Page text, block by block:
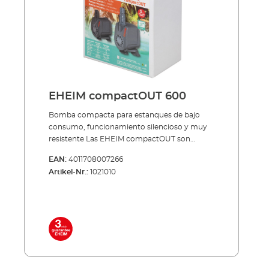
EHEIM compactOUT 600
Bomba compacta para estanques de bajo
consumo, funcionamiento silencioso y muy
resistente Las EHEIM compactOUT son
muy potentes para estanques. Hay 2
tamaños disponibles hasta máx. 600 y hasta
Inclusive accesorios como alcachofa de
entrada y conector roscado de salida Alta
Volumen de entrega: Bomba para estanques
EAN: 4011708007266
Artikel-Nr.: 1021010